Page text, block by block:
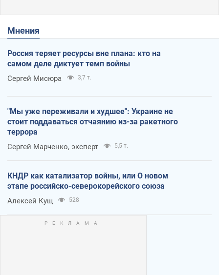
Мнения
Россия теряет ресурсы вне плана: кто на
самом деле диктует темп войны
Сергей Мисюра 3,7 т.
"Мы уже переживали и худшее": Украине не
стоит поддаваться отчаянию из-за ракетного
террора
Сергей Марченко, эксперт 5,5 т.
КНДР как катализатор войны, или О новом
этапе российско-северокорейского союза
Алексей Кущ 528